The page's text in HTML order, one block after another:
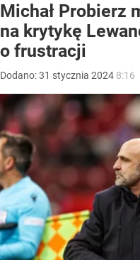
Michał Probierz
na krytykę
o frustracji
Dodano:31 stycznia 2024 8:16